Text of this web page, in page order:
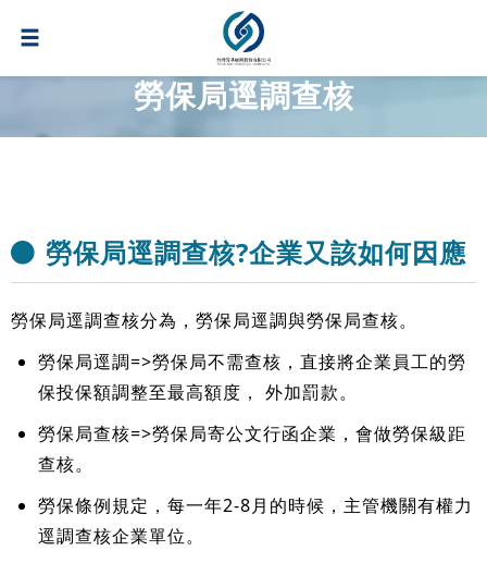
勞保局逕調查核
勞保局逕調查核?企業又該如何因應
勞保局逕調查核分為，勞保局逕調與勞保局查核。
勞保局逕調=>勞保局不需查核，直接將企業員工的勞
保投保額調整至最高額度， 外加罰款。
勞保局查核=>勞保局寄公文行函企業，會做勞保級距
查核。
勞保條例規定，每一年2-8月的時候，主管機關有權力
逕調查核企業單位。